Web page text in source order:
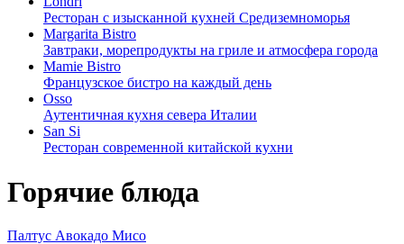
Ресторан с изысканной кухней Средиземноморья
Margarita Bistro
Завтраки, морепродукты на гриле и атмосфера города
Mamie Bistro
Французское бистро на каждый день
Osso
Аутентичная кухня севера Италии
San Si
Ресторан современной китайской кухни
Горячие блюда
Палтус Авокадо Мисо